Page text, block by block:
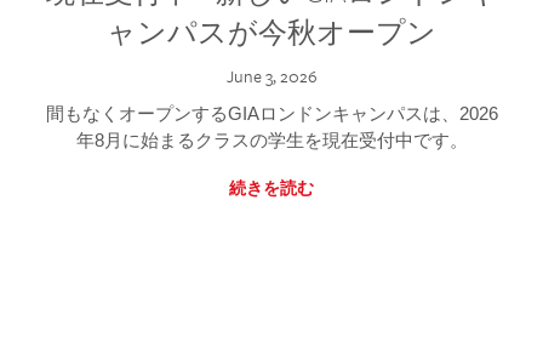
ャンパスが今秋オープン
June 3, 2026
間もなくオープンするGIAロンドンキャンパスは、2026
年8月に始まるクラスの学生を現在受付中です。
続きを読む